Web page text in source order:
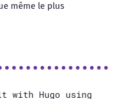
même le plus
with Hugo using